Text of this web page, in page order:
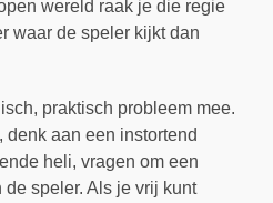
wereld raak je die regie
waar de speler kijkt dan
praktisch probleem mee.
denk aan een instortend
heli, vragen om een
speler. Als je vrij kunt